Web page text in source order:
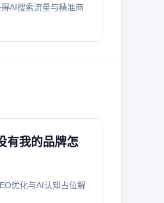
AI搜索流量与精准商
有我的品牌怎
优化与AI认知占位解